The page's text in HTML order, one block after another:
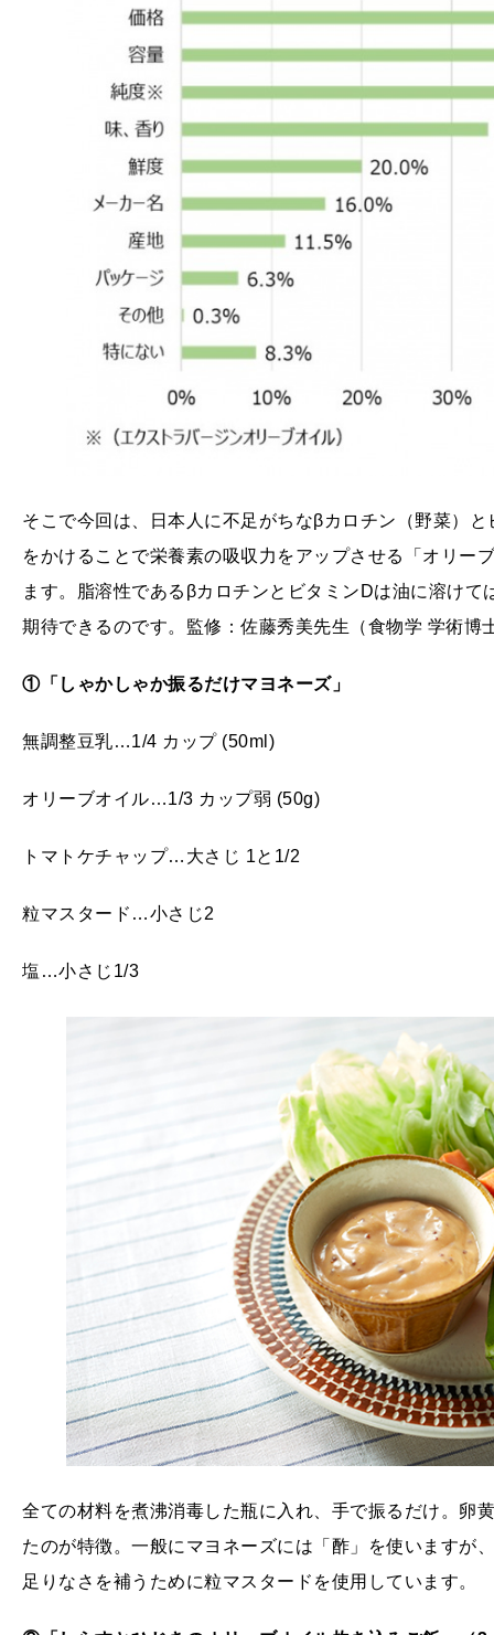
そこで今回は、日本人に不足がちなβカロチン（野菜）
をかけることで栄養素の吸収力をアップさせる「オリー
ます。脂溶性であるβカロチンとビタミンDは油に溶け
期待できるのです。監修：佐藤秀美先生（食物学 学術博
①「しゃかしゃか振るだけマヨネーズ」
無調整豆乳…1/4 カップ (50ml)
オリーブオイル…1/3 カップ弱 (50g)
トマトケチャップ…大さじ 1と1/2
粒マスタード…小さじ2
塩…小さじ1/3
全ての材料を煮沸消毒した瓶に入れ、手で振るだけ。卵
たのが特徴。一般にマヨネーズには「酢」を使いますが
足りなさを補うために粒マスタードを使用しています。